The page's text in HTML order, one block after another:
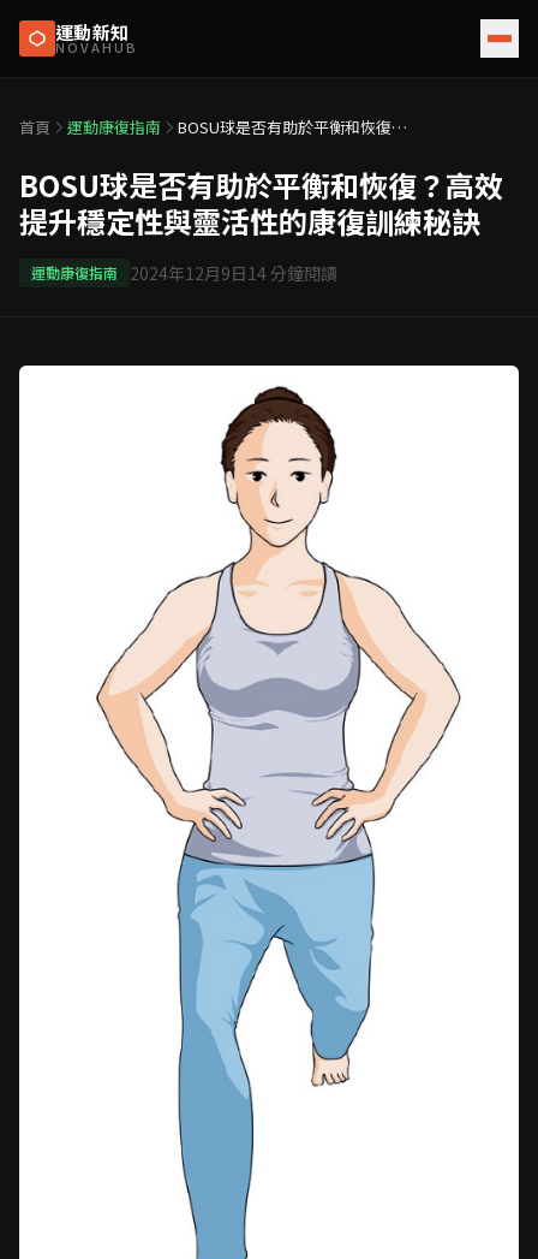
運動新知
NOVAHUB
首頁 運動康復指南
BOSU球是否有助於平衡和恢復？
練秘訣
BOSU球是否有助於平衡和恢復？高效
提升穩定性與靈活性的康復訓練秘訣
運動康復指南 2024年12月9日14 分鐘閱讀